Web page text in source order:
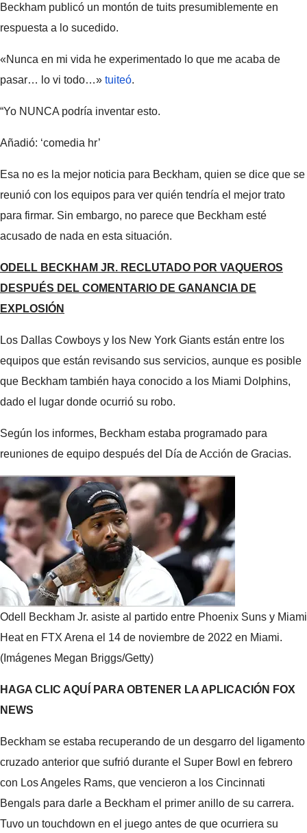
Beckham publicó un montón de tuits presumiblemente en
respuesta a lo sucedido.
«Nunca en mi vida he experimentado lo que me acaba de
pasar… lo vi todo…» tuiteó.
“Yo NUNCA podría inventar esto.
Añadió: ‘comedia hr’
Esa no es la mejor noticia para Beckham, quien se dice que se
reunió con los equipos para ver quién tendría el mejor trato
para firmar. Sin embargo, no parece que Beckham esté
acusado de nada en esta situación.
ODELL BECKHAM JR. RECLUTADO POR VAQUEROS
DESPUÉS DEL COMENTARIO DE GANANCIA DE
EXPLOSIÓN
Los Dallas Cowboys y los New York Giants están entre los
equipos que están revisando sus servicios, aunque es posible
que Beckham también haya conocido a los Miami Dolphins,
dado el lugar donde ocurrió su robo.
Según los informes, Beckham estaba programado para
reuniones de equipo después del Día de Acción de Gracias.
Odell Beckham Jr. asiste al partido entre Phoenix Suns y Miami
Heat en FTX Arena el 14 de noviembre de 2022 en Miami.
(Imágenes Megan Briggs/Getty)
HAGA CLIC AQUÍ PARA OBTENER LA APLICACIÓN FOX
NEWS
Beckham se estaba recuperando de un desgarro del ligamento
cruzado anterior que sufrió durante el Super Bowl en febrero
con Los Angeles Rams, que vencieron a los Cincinnati
Bengals para darle a Beckham el primer anillo de su carrera.
Tuvo un touchdown en el juego antes de que ocurriera su